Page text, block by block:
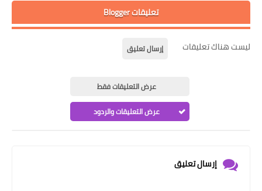
تعليقات Blogger
ليست هناك تعليقات إرسال تعليق
عرض التعليقات فقط
عرض التعليقات والردود
إرسال تعليق